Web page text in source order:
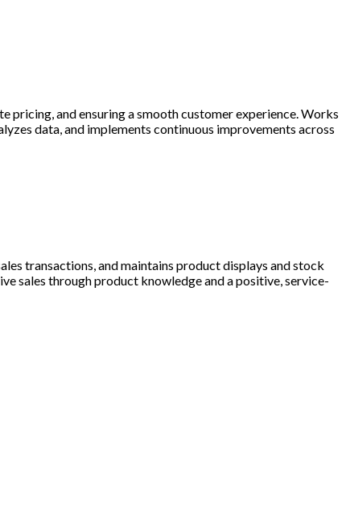
and ensuring a smooth customer experience. Works
data, and implements continuous improvements across
transactions, and maintains product displays and stock
sales through product knowledge and a positive, service-